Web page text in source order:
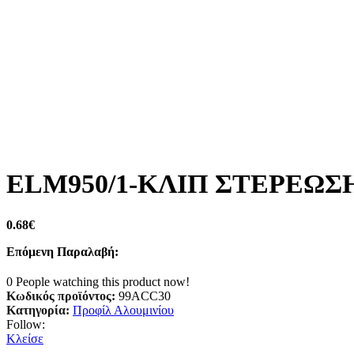
ELM950/1-ΚΛΙΠ
0.68€
Επόμενη Παραλαβή:
0 People watching this product now!
Κωδικός προϊόντος: 99ACC30
Κατηγορία: Προφίλ Αλουμινίου
Follow:
Κλείσε